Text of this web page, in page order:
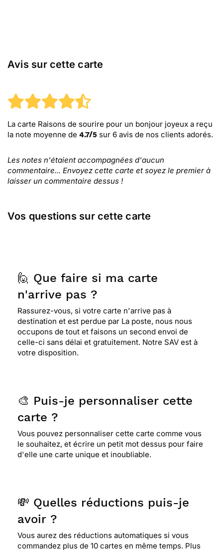
Avis sur cette carte
La carte Raisons de sourire pour un bonjour joyeux a reçu
la note moyenne de 4.7/5 sur 6 avis de nos clients adorés.
Les notes n'étaient accompagnées d'aucun
commentaire... Envoyez cette carte et soyez le premier à
laisser un commentaire dessus !
Vos questions sur cette carte
🙋 Que faire si ma carte
n'arrive pas ?
Rassurez-vous, si votre carte n'arrive pas à
destination et est perdue par La poste, nous nous
occupons de tout et faisons un second envoi de
celle-ci sans délai et gratuitement. Notre SAV est à
votre disposition.
🎨 Puis-je personnaliser cette
carte ?
Vous pouvez personnaliser cette carte comme vous
le souhaitez, et écrire un petit mot dessus pour faire
d'elle une carte unique et inoubliable.
💸 Quelles réductions puis-je
avoir ?
Vous aurez des réductions automatiques si vous
commandez plus de 10 cartes en même temps. Plus